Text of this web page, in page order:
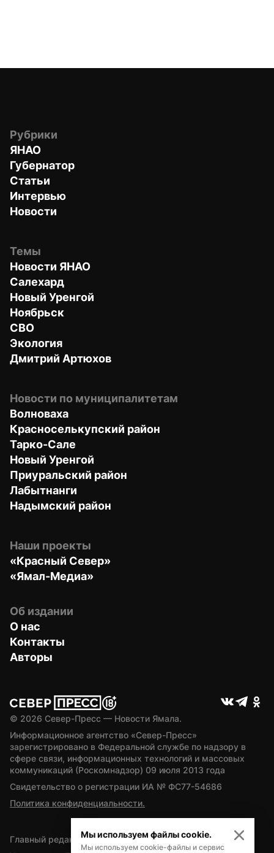
Рубрики
ЯНАО
Губернатор
Статьи
Интервью
Новости
Темы
Новости ЯНАО
Салехард
Новый Уренгой
Ноябрьск
СВО
Экология
Дмитрий Артюхов
Новости по муниципалитетам
Волноваха
Красноселькупский район
Тарко-Сале
Новый Уренгой
Приуральский район
Лабытнанги
Надымский район
Наши проекты
«Красный Север»
«Ямал-Медиа»
Об издании
О нас
Контакты
Авторы
© 2026 Север-Пресс — Новости Ямала.
Информационное агентство «Север-Пресс»
зарегистрировано в Федеральной службе по надзору в
сфере связи, информационных технологий и массовых
коммуникаций (Роскомнадзор) 09 июля 2013 года
Свидетельство о регистрации ИА № ФС77-54686
Политика конфиденциальности.
Главный редактор — А.Л. Поздеев
Мы используем файлы cookie.
Мы используем cookie-файлы и сервис